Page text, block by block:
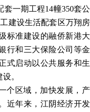
一期工程14幢350套公
建设生活配套区万翔房
标准建设的融侨新港大
行和三大保险公司等金
式启动以公共服务和生
。
个区域，加快发展，产
近年来，江阴经济开发